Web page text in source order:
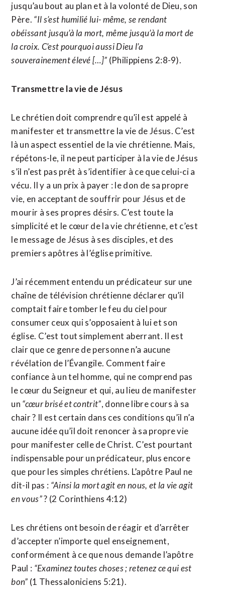
jusqu’au bout au plan et à la volonté de Dieu, son
Père. “Il s’est humilié lui- même, se rendant
obéissant jusqu’à la mort, même jusqu’à la mort de
la croix. C’est pourquoi aussi Dieu l’a
souverainement élevé […]” (Philippiens 2:8-9).
Transmettre la vie de Jésus
Le chrétien doit comprendre qu’il est appelé à
manifester et transmettre la vie de Jésus. C’est
là un aspect essentiel de la vie chrétienne. Mais,
répétons-le, il ne peut participer à la vie de Jésus
s’il n’est pas prêt à s’identifier à ce que celui-ci a
vécu. Il y a un prix à payer : le don de sa propre
vie, en acceptant de souffrir pour Jésus et de
mourir à ses propres désirs. C’est toute la
simplicité et le cœur de la vie chrétienne, et c’est
le message de Jésus à ses disciples, et des
premiers apôtres à l’église primitive.
J’ai récemment entendu un prédicateur sur une
chaîne de télévision chrétienne déclarer qu’il
comptait faire tomber le feu du ciel pour
consumer ceux qui s’opposaient à lui et son
église. C’est tout simplement aberrant. Il est
clair que ce genre de personne n’a aucune
révélation de l’Évangile. Comment faire
confiance à un tel homme, qui ne comprend pas
le cœur du Seigneur et qui, au lieu de manifester
un “cœur brisé et contrit”, donne libre cours à sa
chair ? Il est certain dans ces conditions qu’il n’a
aucune idée qu’il doit renoncer à sa propre vie
pour manifester celle de Christ. C’est pourtant
indispensable pour un prédicateur, plus encore
que pour les simples chrétiens. L’apôtre Paul ne
dit-il pas : “Ainsi la mort agit en nous, et la vie agit
en vous”? (2 Corinthiens 4:12)
Les chrétiens ont besoin de réagir et d’arrêter
d’accepter n’importe quel enseignement,
conformément à ce que nous demande l’apôtre
Paul : “Examinez toutes choses ; retenez ce qui est
bon” (1 Thessaloniciens 5:21).